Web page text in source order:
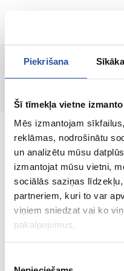
Piekrišana
Šī tīmekļa vietne
Mēs izmantojam
reklāmas, nodrošinātu
un analizētu mūsu
izmantojat mūsu vietni,
sociālās saziņas
partneriem, kuri to var
viņiem sniedzat vai ko
pakalpojumus.
Internetinė
kainomis ir
klientų
vertybė.
Viskas Tavo